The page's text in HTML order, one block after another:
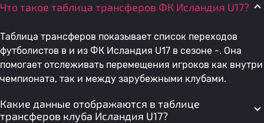
Что такое таблица трансферов ФК Исландия U17?
Таблица трансферов показывает список переходов
футболистов в и из ФК Исландия U17 в сезоне -. Она
помогает отслеживать перемещения игроков как внутри
чемпионата, так и между зарубежными клубами.
Какие данные отображаются в таблице
трансферов клуба Исландия U17?